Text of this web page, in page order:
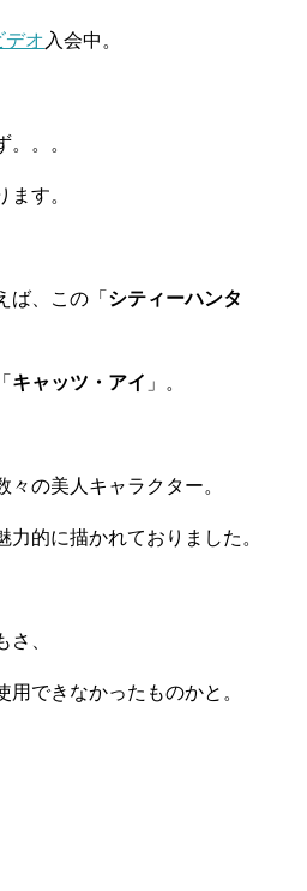
デオ 入会中。
。。。
す。
ば、この「 シティーハンタ
キャッツ・アイ 」。
の美人キャラクター。
的に描かれておりました。
さ、
できなかったものかと。